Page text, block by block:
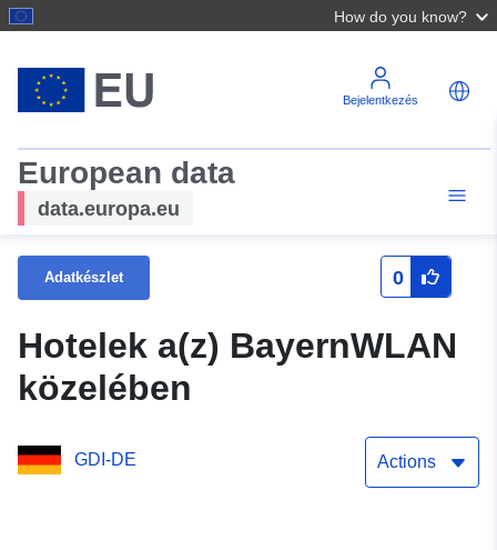
How do you know?
Bejelentkezés
European data
data.europa.eu
Adatkészlet 0
Hotelek a(z) BayernWLAN
közelében
GDI-DE Actions